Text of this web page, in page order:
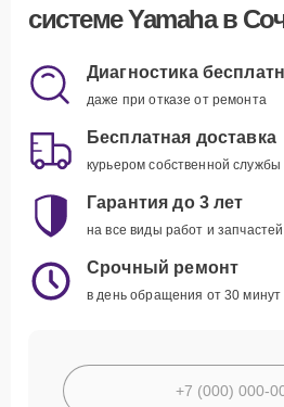
системе Yamaha в
Диагностика
даже при отказе от ремонта
Бесплатная доставка
курьером собственной службы
Гарантия до 3 лет
на все виды работ и запчастей
Срочный ремонт
в день обращения от 30 минут